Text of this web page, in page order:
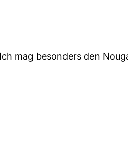
mag besonders den